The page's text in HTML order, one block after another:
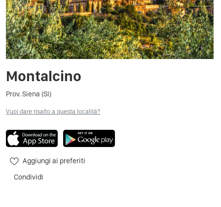
Montalcino
Prov. Siena (SI)
Vuoi dare risalto a questa località?
Aggiungi ai preferiti
Condividi